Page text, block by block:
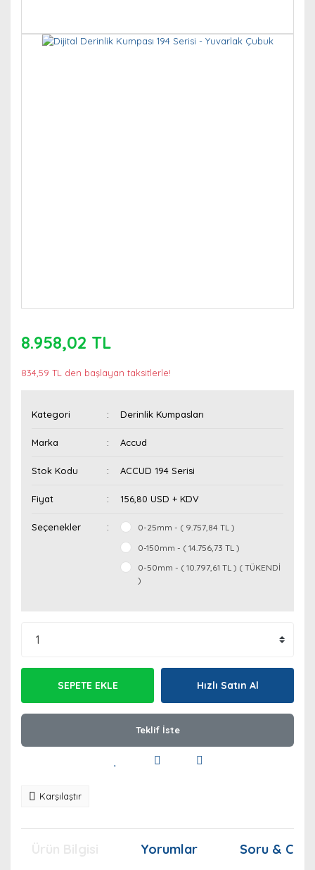
8.958,02 TL
834,59 TL den başlayan taksitlerle!
Kategori Derinlik Kumpasları
Marka Accud
Stok Kodu ACCUD 194 Serisi
Fiyat 156,80 USD + KDV
Seçenekler
0-25mm - ( 9.757,84 TL )
0-150mm - ( 14.756,73 TL )
0-50mm - ( 10.797,61 TL ) ( TÜKENDİ
)
SEPETE EKLE Hızlı Satın Al
Teklif İste
Karşılaştır
Yorumlar Soru &